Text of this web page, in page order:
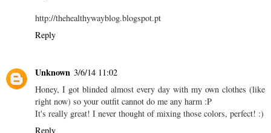
http://thehealthywayblog.blogspot.pt
Reply
Unknown 3/6/14 11:02
Honey, I got blinded almost every day with my own clothes (like
right now) so your outfit cannot do me any harm :P
It's really great! I never thought of mixing those colors, perfect! :)
Reply